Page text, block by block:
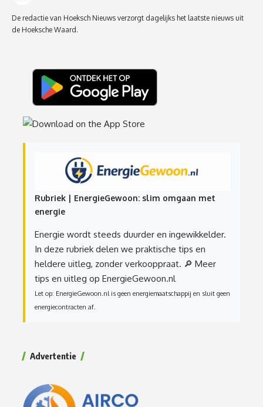
De redactie van Hoeksch Nieuws verzorgt dagelijks het laatste nieuws uit
de Hoeksche Waard.
Rubriek | EnergieGewoon: slim omgaan met
energie
Energie wordt steeds duurder en ingewikkelder.
In deze rubriek delen we praktische tips en
heldere uitleg, zonder verkooppraat. 🔎 Meer
tips en uitleg op EnergieGewoon.nl
Let op: EnergieGewoon.nl is geen energiemaatschappij en sluit geen
energiecontracten af.
Advertentie